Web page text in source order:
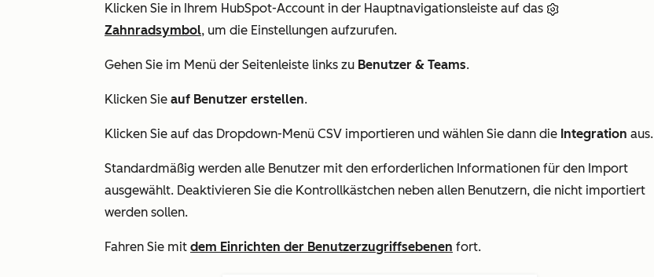
Klicken Sie in Ihrem HubSpot-Account in der Hauptnavigationsleiste auf das
Zahnradsymbol, um die Einstellungen aufzurufen.
Gehen Sie im Menü der Seitenleiste links zu Benutzer & Teams.
Klicken Sie auf Benutzer erstellen.
Klicken Sie auf das Dropdown-Menü CSV importieren und wählen Sie dann die Integration aus.
Standardmäßig werden alle Benutzer mit den erforderlichen Informationen für den Import
ausgewählt. Deaktivieren Sie die Kontrollkästchen neben allen Benutzern, die nicht importiert
werden sollen.
Fahren Sie mit dem Einrichten der Benutzerzugriffsebenen fort.